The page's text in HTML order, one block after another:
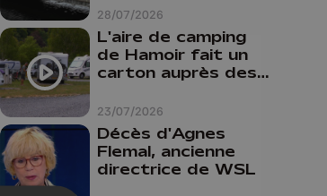
28/07/2026
budget pour le
faire
23/07/2026
L'aire de camping
de Hamoir fait un
carton auprès des
Décès d'Agnes
Flemal, ancienne
directrice de WSL